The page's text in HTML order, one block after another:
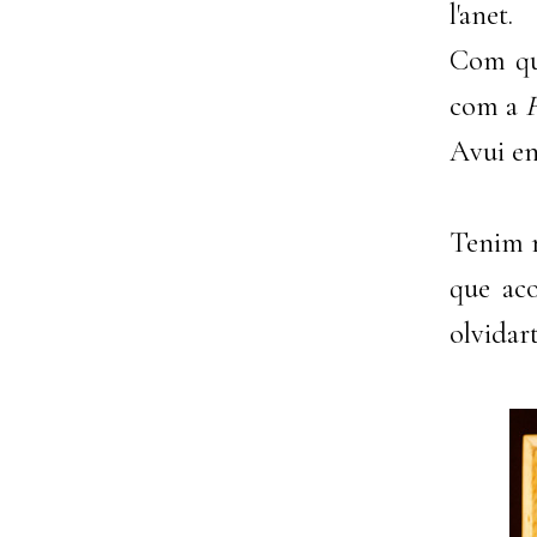
l'anet.
Com
com a
Avui
Tenim
que